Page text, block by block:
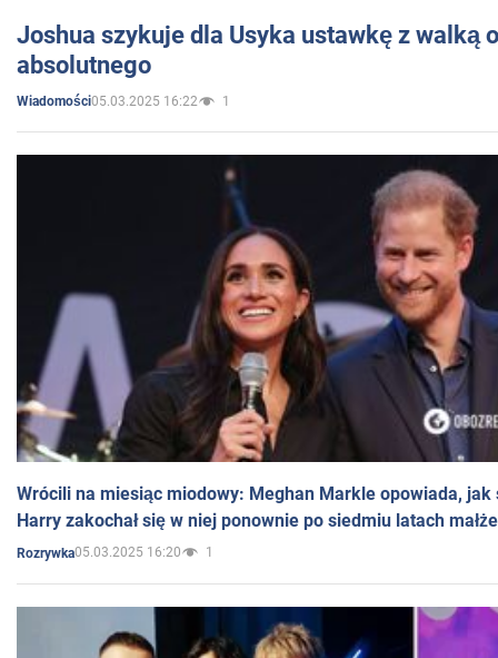
Joshua szykuje dla Usyka ustawkę z walką
absolutnego
Wiadomości05.03.2025 16:22 1
Wrócili na miesiąc miodowy: Meghan Markle opowiada, jak
Harry zakochał się w niej ponownie po siedmiu latach
Rozrywka05.03.2025 16:20 1